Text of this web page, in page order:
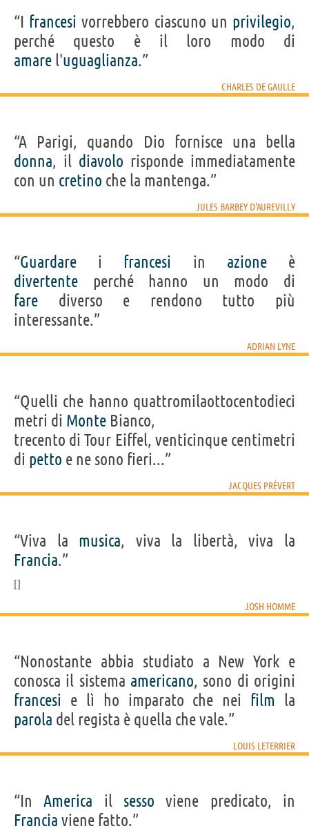
“I francesi vorrebbero ciascuno un privilegio,
perché questo è il loro modo di
amare l'uguaglianza.”
CHARLES DE GAULLE
“A Parigi, quando Dio fornisce una bella
donna, il diavolo risponde immediatamente
con un cretino che la mantenga.”
JULES BARBEY D'AUREVILLY
“Guardare i francesi in azioneè
divertente perché hanno un modo di
fare diverso e rendono tutto più
interessante.”
ADRIAN LYNE
“Quelli che hanno quattromilaottocentodieci
metri di Monte Bianco,
trecento di Tour Eiffel, venticinque centimetri
di petto e ne sono fieri...”
JACQUES PRÉVERT
“Viva la musica, viva la libertà, viva la
Francia.”
JOSH HOMME
“Nonostante abbia studiato a New York e
conosca il sistema americano, sono di origini
francesi e lì ho imparato che nei film la
parola del regista è quella che vale.”
LOUIS LETERRIER
“InAmerica il sesso viene predicato, in
Francia viene fatto.”